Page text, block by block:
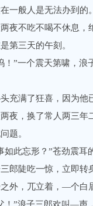
一般人是无法办到的。
不吃不喝不休息，绝
三天的午刻。
”一个震天第啸，浪子
满了狂喜，因为他已
，换了常人两三年
题。
此忘形？”苍劲震耳的
陡吃一惊，立即转
，兀立着，—个白眉